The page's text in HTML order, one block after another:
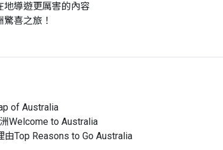
地導遊更厲害的內容
喜之旅！
of Australia
Welcome to Australia
由Top Reasons to Go Australia